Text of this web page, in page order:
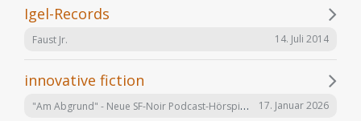
Igel-Records
Faust Jr. 14. Juli 2014
innovative fiction
"Am Abgrund" - Neue SF-Noir Podcast-Hörspielserie 17. Januar 2026